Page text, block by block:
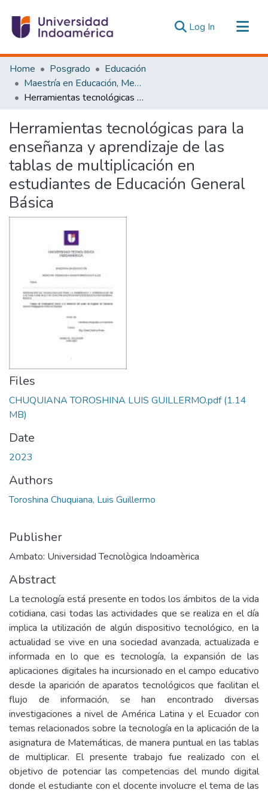
Log In (current)
Communities & Collections
All of DSpace
Statistics
Home Posgrado
Educación
Maestría en Educación, Mención Innovación y Liderazgo Educativo
Herramientas tecnológicas para la enseñanza y aprendizaje de las tablas de multiplicación en estudiantes de Educación General Básica
Herramientas tecnológicas para la
enseñanza y aprendizaje de las
tablas de multiplicación en
estudiantes de Educación General
Básica
Files
CHUQUIANA TOROSHINA LUIS GUILLERMO.pdf(1.14
MB)
Date
2023
Authors
Toroshina Chuquiana, Luis Guillermo
Publisher
Ambato: Universidad Tecnològica Indoamèrica
Abstract
La tecnología está presente en todos los ámbitos de la vida
cotidiana, casi todas las actividades que se realiza en el día
implica la utilización de algún dispositivo tecnológico, en la
actualidad se vive en una sociedad avanzada, actualizada e
informada en lo que es tecnología, la expansión de las
aplicaciones digitales ha incursionado en el campo educativo
desde la aparición de aparatos tecnológicos que facilitan el
flujo de información, se han encontrado diversas
investigaciones a nivel de América Latina y el Ecuador con
temas relacionados sobre la tecnología en la aplicación de la
asignatura de Matemáticas, de manera puntual en las tablas
de multiplicar. El presente trabajo fue realizado con el
objetivo de potenciar las competencias del mundo digital
donde el estudiante con el docente involucre el tema de las